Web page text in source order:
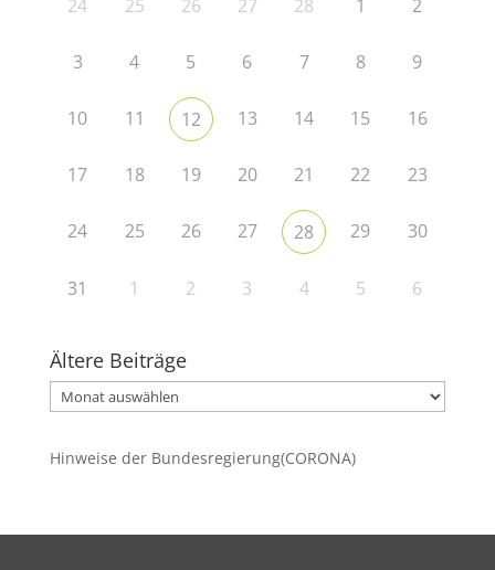
24 25 26 27 28 1 2
3 4 5 6 7 8 9
10 11 12 13 14 15 16
17 18 19 20 21 22 23
24 25 26 27 28 29 30
31 1 2 3 4 5 6
Ältere Beiträge
Ältere
Beiträge
Hinweise der Bundesregierung(CORONA)